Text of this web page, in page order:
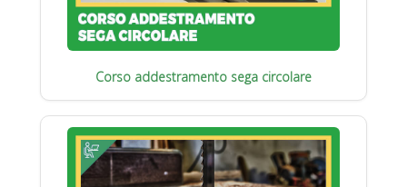
Corso addestramento sega circolare